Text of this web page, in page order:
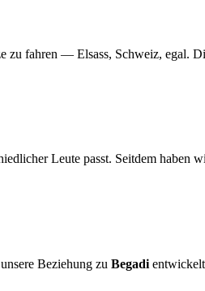
zu fahren — Elsass, Schweiz, egal.
Leute passt. Seitdem haben
Beziehung zu Begadi